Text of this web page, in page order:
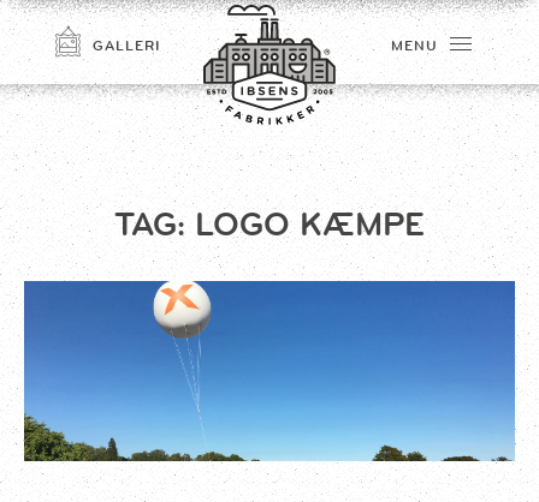
GALLERI MENU
TAG: LOGO KÆMPE